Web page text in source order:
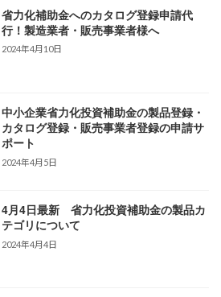
省力化補助金へのカタログ登録申請代
行！製造業者・販売事業者様へ
2024年4月10日
中小企業省力化投資補助金の製品登録・
カタログ登録・販売事業者登録の申請サ
ポート
2024年4月5日
4月4日最新 省力化投資補助金の製品カ
テゴリについて
2024年4月4日